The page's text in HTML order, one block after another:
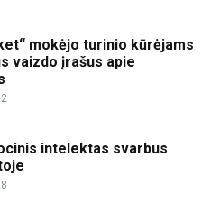
mokėjo turinio kūrėjams
vaizdo įrašus apie
intelektas svarbus